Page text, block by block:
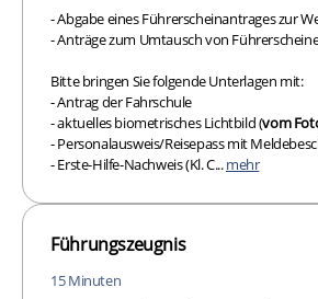
- Abgabe eines Führerscheinantrages zur
- Anträge zum Umtausch von
Bitte bringen Sie folgende Unterlagen mit:
- Antrag der Fahrschule
- aktuelles biometrisches Lichtbild (vom
- Personalausweis/Reisepass mit
- Erste-Hilfe-Nachweis (Kl. C...mehr
Führungszeugnis
15 Minuten